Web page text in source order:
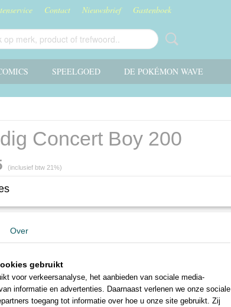
Contact Nieuwsbrief Gastenboek
SPEELGOED DE POKÉMON WAVE
Concert Boy 200
(inclusief btw 21%)
Over
gebruikt
voor verkeersanalyse, het aanbieden van sociale media-
informatie en advertenties. Daarnaast verlenen we onze sociale
toegang tot informatie over hoe u onze site gebruikt. Zij